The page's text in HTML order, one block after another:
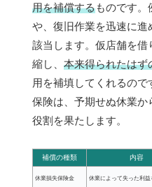
用を補償するものです
や、復旧作業を迅速に
該当します。仮店舗を
縮し、 本来得られたはず
用を補填してくれるの
保険は、予期せぬ休業
役割を果たします。
補償の種類 内容
休業損失保険金 休業によって失った利益